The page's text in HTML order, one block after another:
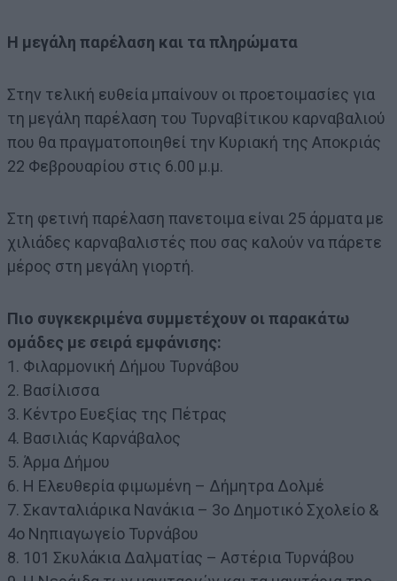
Η μεγάλη παρέλαση και τα πληρώματα
Στην τελική ευθεία μπαίνουν οι προετοιμασίες για
τη μεγάλη παρέλαση του Τυρναβίτικου καρναβαλιού
που θα πραγματοποιηθεί την Κυριακή της Αποκριάς
22 Φεβρουαρίου στις 6.00 μ.μ.
Στη φετινή παρέλαση πανετοιμα είναι 25 άρματα με
χιλιάδες καρναβαλιστές που σας καλούν να πάρετε
μέρος στη μεγάλη γιορτή.
Πιο συγκεκριμένα συμμετέχουν οι παρακάτω
ομάδες με σειρά εμφάνισης:
1. Φιλαρμονική Δήμου Τυρνάβου
2. Βασίλισσα
3. Κέντρο Ευεξίας της Πέτρας
4. Βασιλιάς Καρνάβαλος
5. Άρμα Δήμου
6. Η Ελευθερία φιμωμένη – Δήμητρα Δολμέ
7. Σκανταλιάρικα Νανάκια – 3ο Δημοτικό Σχολείο &
4ο Νηπιαγωγείο Τυρνάβου
8. 101 Σκυλάκια Δαλματίας – Αστέρια Τυρνάβου